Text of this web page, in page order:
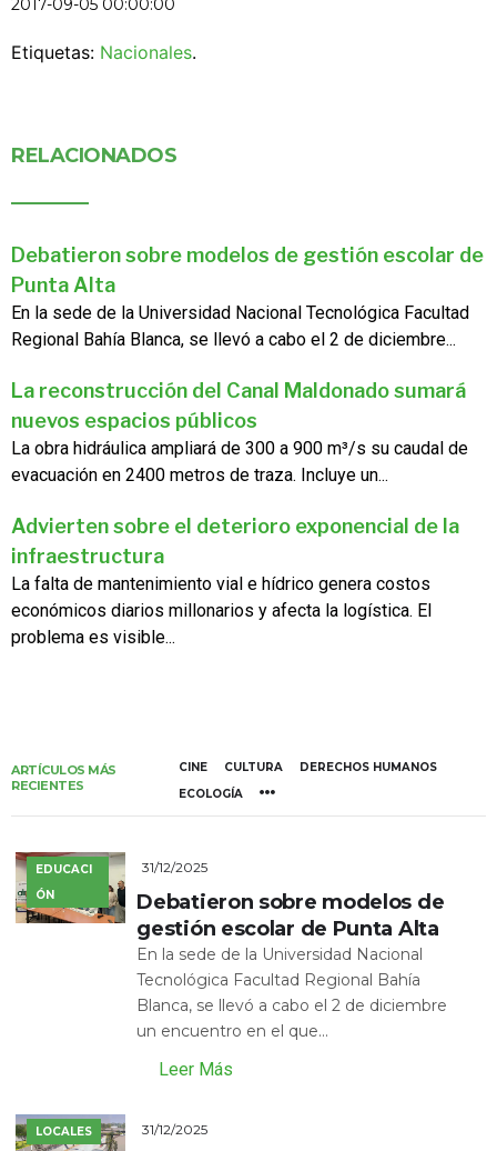
2017-09-05 00:00:00
Etiquetas: Nacionales.
RELACIONADOS
Debatieron sobre modelos de gestión escolar de
Punta Alta
En la sede de la Universidad Nacional Tecnológica Facultad
Regional Bahía Blanca, se llevó a cabo el 2 de diciembre...
La reconstrucción del Canal Maldonado sumará
nuevos espacios públicos
La obra hidráulica ampliará de 300 a 900 m³/s su caudal de
evacuación en 2400 metros de traza. Incluye un...
Advierten sobre el deterioro exponencial de la
infraestructura
La falta de mantenimiento vial e hídrico genera costos
económicos diarios millonarios y afecta la logística. El
problema es visible...
ARTÍCULOS MÁS
RECIENTES
CINE CULTURA
DERECHOS HUMANOS
ECOLOGÍA
EDUCACI
ÓN
31/12/2025
Debatieron sobre modelos de
gestión escolar de Punta Alta
En la sede de la Universidad Nacional
Tecnológica Facultad Regional Bahía
Blanca, se llevó a cabo el 2 de diciembre
un encuentro en el que...
Leer Más
LOCALES 31/12/2025